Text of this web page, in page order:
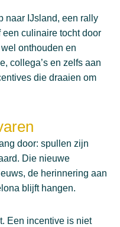
naar IJsland, een rally
culinaire tocht door
onthouden en
collega’s en zelfs aan
die draaien om
door: spullen zijn
Die nieuwe
de herinnering aan
blijft hangen.
Een incentive is niet